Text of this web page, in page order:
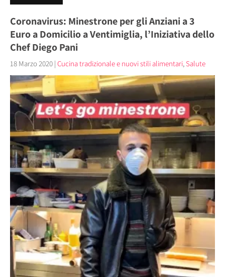
Coronavirus: Minestrone per gli Anziani a 3
Euro a Domicilio a Ventimiglia, l’Iniziativa dello
Chef Diego Pani
18 Marzo 2020 | Cucina tradizionale e nuovi stili alimentari, Salute